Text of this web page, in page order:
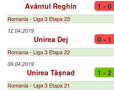
Avântul Reghin 1 - 0
Romania - Liga 3 Etapa 23
12.04.2019
Unirea Dej 0 - 1
Romania - Liga 3 Etapa 22
09.04.2019
Unirea Tășnad 1 - 2
Romania - Liga 3 Etapa 21